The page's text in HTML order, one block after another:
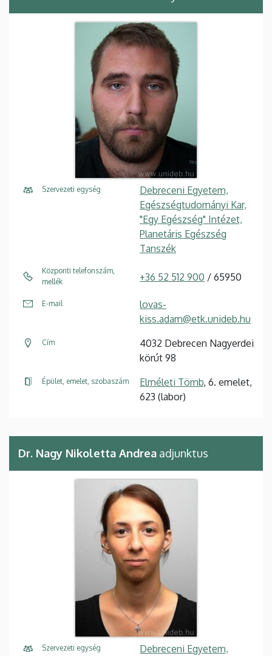
Szervezeti egység
Debreceni Egyetem,
Egészségtudományi Kar,
"Egy Egészség" Intézet,
Planetáris Egészség
Tanszék
Központi telefonszám,
mellék
+36 52 512 900 / 65950
E-mail
lovas-
kiss.adam@etk.unideb.hu
Cím
4032 Debrecen Nagyerdei
körút 98
Épület, emelet, szobaszám Elméleti Tömb, 6. emelet,
623 (labor)
Dr. Nagy Nikoletta Andrea adjunktus
Szervezeti egység
Debreceni Egyetem,